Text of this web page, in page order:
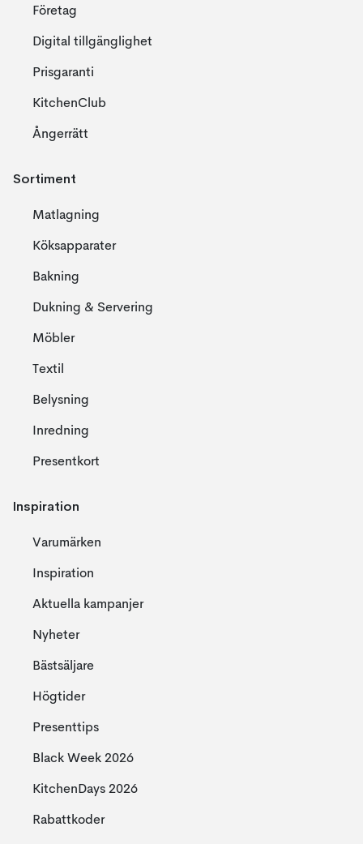
Företag
Digital tillgänglighet
Prisgaranti
KitchenClub
Ångerrätt
Sortiment
Matlagning
Köksapparater
Bakning
Dukning & Servering
Möbler
Textil
Belysning
Inredning
Presentkort
Inspiration
Varumärken
Inspiration
Aktuella kampanjer
Nyheter
Bästsäljare
Högtider
Presenttips
Black Week 2026
KitchenDays 2026
Rabattkoder